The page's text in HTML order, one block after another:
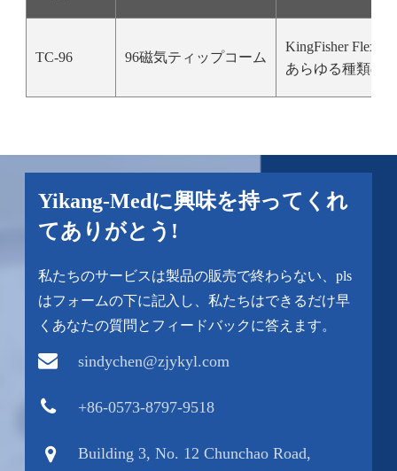
TC-96 96磁気ティップコーム
KingFisher Flex,
あらゆる種類の
Yikang-Medに興味を持ってくれ
てありがとう!
私たちのサービスは製品の販売で終わらない、pls
はフォームの下に記入し、私たちはできるだけ早
くあなたの質問とフィードバックに答えます。
sindychen@zjykyl.com
+86-0573-8797-9518
Building 3, No. 12 Chunchao Road,